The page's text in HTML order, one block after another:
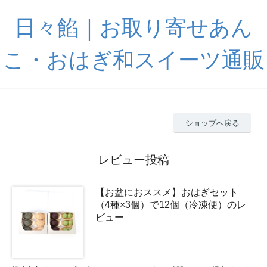
日々餡｜お取り寄せあん
こ・おはぎ和スイーツ通販
ショップへ戻る
レビュー投稿
【お盆におススメ】おはぎセット
（4種×3個）で12個（冷凍便）のレ
ビュー